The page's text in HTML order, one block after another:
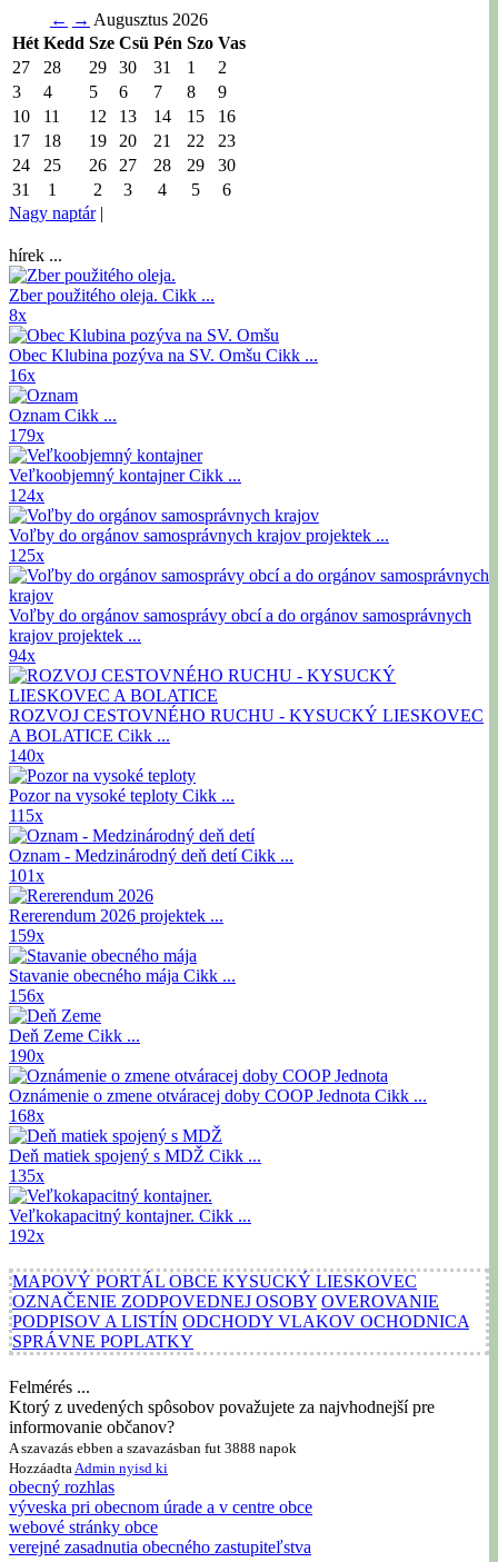
← → Augusztus 2026
Hét Kedd Sze Csü Pén Szo Vas
27
28 29 30 31 1
2
3
4 5 6 7 8
9
10
11 12 13 14 15
16
17
18 19 20 21 22
23
24
25 26 27 28 29
30
31
1 2 3 4 5
6
Nagy naptár|
hírek ...
Zber použitého oleja. Cikk ...
8x
Obec Klubina pozýva na SV. Omšu Cikk ...
16x
Oznam Cikk ...
179x
Veľkoobjemný kontajnerCikk ...
124x
Voľby do orgánov samosprávnych krajov projektek ...
125x
Voľby do orgánov samosprávy obcí a do orgánov samosprávnych
krajov projektek ...
94x
ROZVOJ CESTOVNÉHO RUCHU - KYSUCKÝ LIESKOVEC
A BOLATICE Cikk ...
140x
Pozor na vysoké teploty Cikk ...
115x
Oznam - Medzinárodný deň detíCikk ...
101x
Rererendum 2026 projektek ...
159x
Stavanie obecného mája Cikk ...
156x
Deň Zeme Cikk ...
190x
Oznámenie o zmene otváracej doby COOP Jednota Cikk ...
168x
Deň matiek spojený s MDŽ Cikk ...
135x
Veľkokapacitný kontajner. Cikk ...
192x
MAPOVÝ PORTÁL OBCE KYSUCKÝ LIESKOVEC
OZNAČENIE ZODPOVEDNEJ OSOBY OVEROVANIE
PODPISOV A LISTÍN ODCHODY VLAKOV OCHODNICA
SPRÁVNE POPLATKY
Felmérés ...
Ktorý z uvedených spôsobov považujete za najvhodnejší pre
informovanie občanov?
A szavazás ebben a szavazásban fut 3888 napok
Hozzáadta Admin nyisd ki
obecný rozhlas
výveska pri obecnom úrade a v centre obce
webové stránky obce
verejné zasadnutia obecného zastupiteľstva